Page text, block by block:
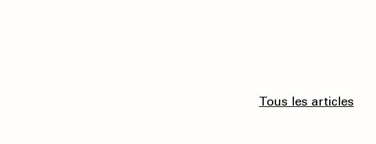
Tous les articles